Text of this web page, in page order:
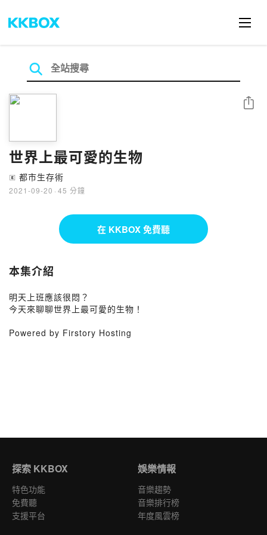
世界上最可愛的生物
🄴 都市生存術
2021-09-20 · 45 分鐘
分享
在 KKBOX 免費聽
本集介紹
明天上班應該很悶？
今天來聊聊世界上最可愛的生物！
Powered by Firstory Hosting
探索 KKBOX
特色功能
免費聽
支援平台
娛樂情報
音樂趨勢
音樂排行榜
年度風雲榜